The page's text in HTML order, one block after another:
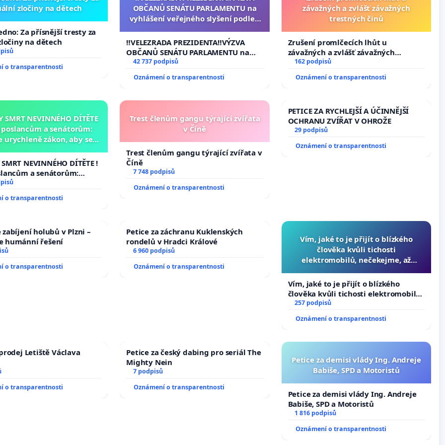
zločiny na dětech
Za přísnější tresty za
na dětech
o transparentnosti
OBČANŮ SENÁTU PARLAMENTU na
vyhlášení veřejného slyšení podle §
návrhu na přijetí usnesení k podání
ústavní žaloby na prezidenta
republiky
‼️VELEZRADA PREZIDENTA‼️VÝZVA
OBČANŮ SENÁTU PARLAMENTU na
vyhlášení veřejného slyšení podle §
na přijetí usnesení k podání ústavní
42 737 podpisů
Oznámení o transparentnosti
závažných a zvlášť závažných
trestných činů
Zrušení promlčecích lhůt u
závažných a zvlášť závažných
trestných činů
162 podpisů
Oznámení o transparentnosti
SMRT NEVINNÉHO DÍTĚTE
poslancům a senátorům:
urychleně zákon, aby se
opakovat!
NEVINNÉHO DÍTĚTE !
a senátorům:
zákon, aby se
o transparentnosti
Trest členům gangu týrající zvířata
v Číně
Trest členům gangu týrající zvířata v
Číně
7 748 podpisů
Oznámení o transparentnosti
PETICE ZA RYCHLEJŠÍ A ÚČINNĚJŠÍ
OCHRANU ZVÍŘAT V OHROŽE
29 podpisů
Oznámení o transparentnosti
zabíjení holubů v Plzni –
humánní řešení
o transparentnosti
Petice za záchranu Kuklenských
rondelů v Hradci Králové
6 960 podpisů
Oznámení o transparentnosti
Vím, jaké to je přijít o blízkého
člověka kvůli tichosti
elektromobilů, nečekejme, až
auta!
Vím, jaké to je přijít o blízkého
člověka kvůli tichosti elektromobilů,
nečekejme, až přibydou další,
257 podpisů
Oznámení o transparentnosti
Letiště Václava
o transparentnosti
Petice za český dabing pro seriál The
Mighty Nein
7 podpisů
Oznámení o transparentnosti
Petice za demisi vlády Ing. Andreje
Babiše, SPD a Motoristů
Petice za demisi vlády Ing. Andreje
Babiše, SPD a Motoristů
1 816 podpisů
Oznámení o transparentnosti